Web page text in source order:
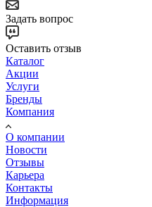
Задать вопрос
Оставить отзыв
Каталог
Акции
Услуги
Бренды
Компания
О компании
Новости
Отзывы
Карьера
Контакты
Информация